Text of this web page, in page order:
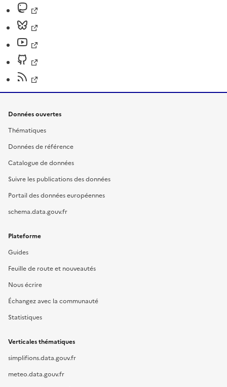
Données ouvertes
Thématiques
Données de référence
Catalogue de données
Suivre les publications des données
Portail des données européennes
schema.data.gouv.fr
Plateforme
Guides
Feuille de route et nouveautés
Nous écrire
Échangez avec la communauté
Statistiques
Verticales thématiques
simplifions.data.gouv.fr
meteo.data.gouv.fr